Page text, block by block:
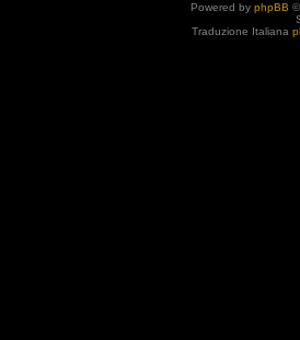
Powered by phpBB
Traduzione Italiana